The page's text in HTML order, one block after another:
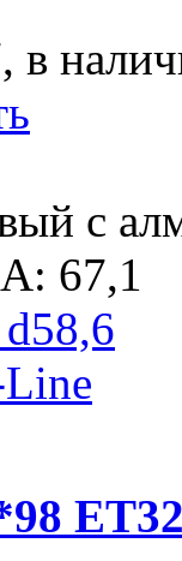
в
с
67,1